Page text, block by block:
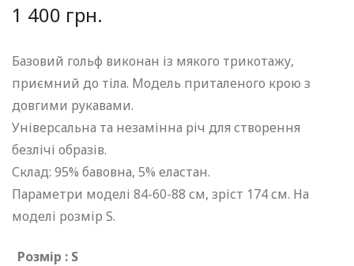
1 400 грн.
Базовий гольф виконан із мякого трикотажу,
приємний до тіла. Модель приталеного крою з
довгими рукавами.
Універсальна та незамінна річ для створення
безлічі образів.
Склад: 95% бавовна, 5% еластан.
Параметри моделі 84-60-88 см, зріст 174 см. На
моделі розмір S.
Розмір : S